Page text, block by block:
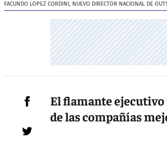
FACUNDO LOPEZ CORDINI, NUEVO DIRECTOR NACIONAL DE
El flamante ejecutivo
de las compañías